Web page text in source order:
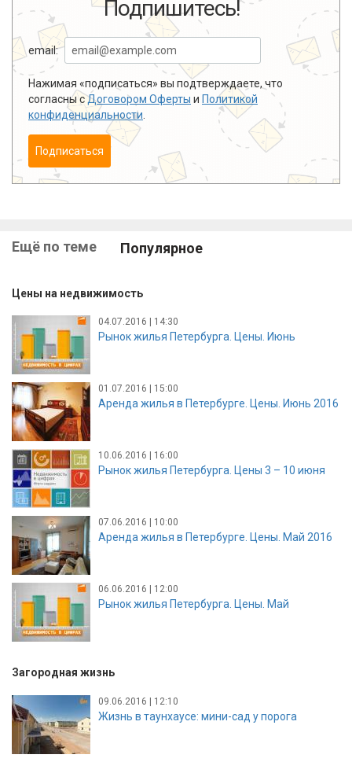
Подпишитесь!
email:
Нажимая «подписаться» вы подтверждаете, что
согласны сДоговором Оферты и Политикой
конфиденциальности
Подписаться
Ещё по теме Популярное
Цены на недвижимость
04.07.2016 | 14:30
Рынок жилья Петербурга. Цены. Июнь
01.07.2016 | 15:00
Аренда жилья в Петербурге. Цены. Июнь 2016
10.06.2016 | 16:00
Рынок жилья Петербурга. Цены 3 – 10 июня
07.06.2016 | 10:00
Аренда жилья в Петербурге. Цены. Май 2016
06.06.2016 | 12:00
Рынок жилья Петербурга. Цены. Май
Загородная жизнь
09.06.2016 | 12:10
Жизнь в таунхаусе: мини-сад у порога